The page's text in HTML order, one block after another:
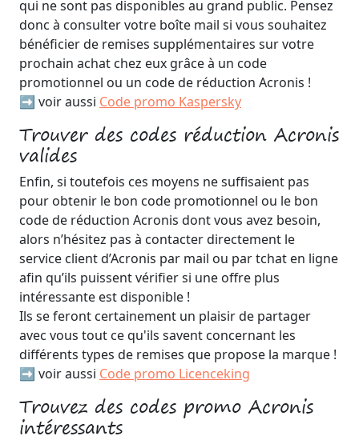
qui ne sont pas disponibles au grand public. Pensez
donc à consulter votre boîte mail si vous souhaitez
bénéficier de remises supplémentaires sur votre
prochain achat chez eux grâce à un code
promotionnel ou un code de réduction Acronis !
➡️ voir aussi Code promo Kaspersky
Trouver des codes réduction Acronis
valides
Enfin, si toutefois ces moyens ne suffisaient pas
pour obtenir le bon code promotionnel ou le bon
code de réduction Acronis dont vous avez besoin,
alors n’hésitez pas à contacter directement le
service client d’Acronis par mail ou par tchat en ligne
afin qu’ils puissent vérifier si une offre plus
intéressante est disponible !
Ils se feront certainement un plaisir de partager
avec vous tout ce qu'ils savent concernant les
différents types de remises que propose la marque !
➡️ voir aussi Code promo Licenceking
Trouvez des codes promo Acronis
intéressants